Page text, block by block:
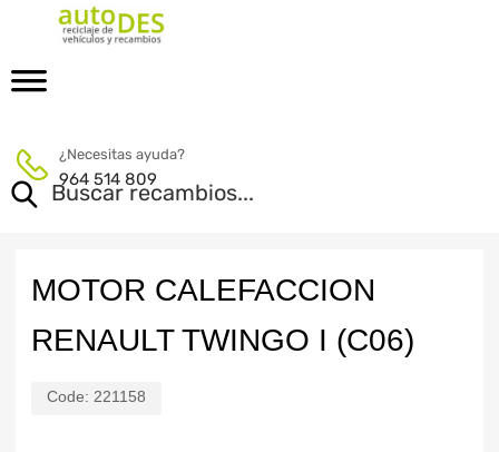
¿Necesitas ayuda?
964 514 809
MOTOR CALEFACCION
RENAULT TWINGO I (C06)
Code: 221158